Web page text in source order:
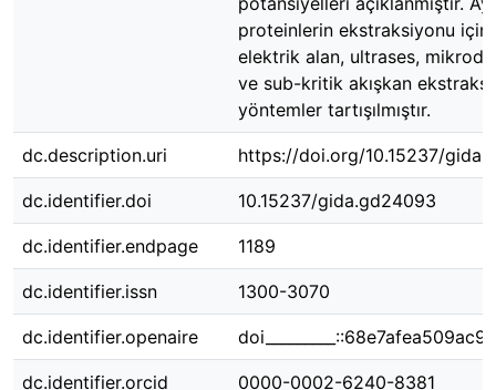
proteinlerin ekstraksiyonu
elektrik alan, ultrases,
ve sub-kritik akışkan
yöntemler tartışılmıştır.
dc.description.uri https://doi.org/10.15237/
dc.identifier.doi 10.15237/gida.gd24093
dc.identifier.endpage 1189
dc.identifier.issn 1300-3070
dc.identifier.openaire
dc.identifier.orcid 0000-0002-6240-8381